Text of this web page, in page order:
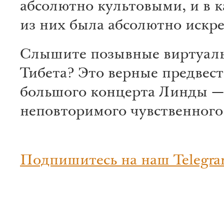
абсолютно культовыми, и в
из них была абсолютно
Слышите позывные
Тибета? Это верные
большого концерта Линды —
неповторимого
Подпишитесь на наш